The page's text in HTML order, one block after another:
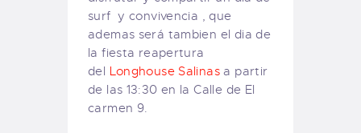
surf y convivencia , que
ademas será tambien el dia de
la fiesta reapertura
del
Longhouse Salinas a partir
de las 13:30 en la Calle de El
carmen 9.